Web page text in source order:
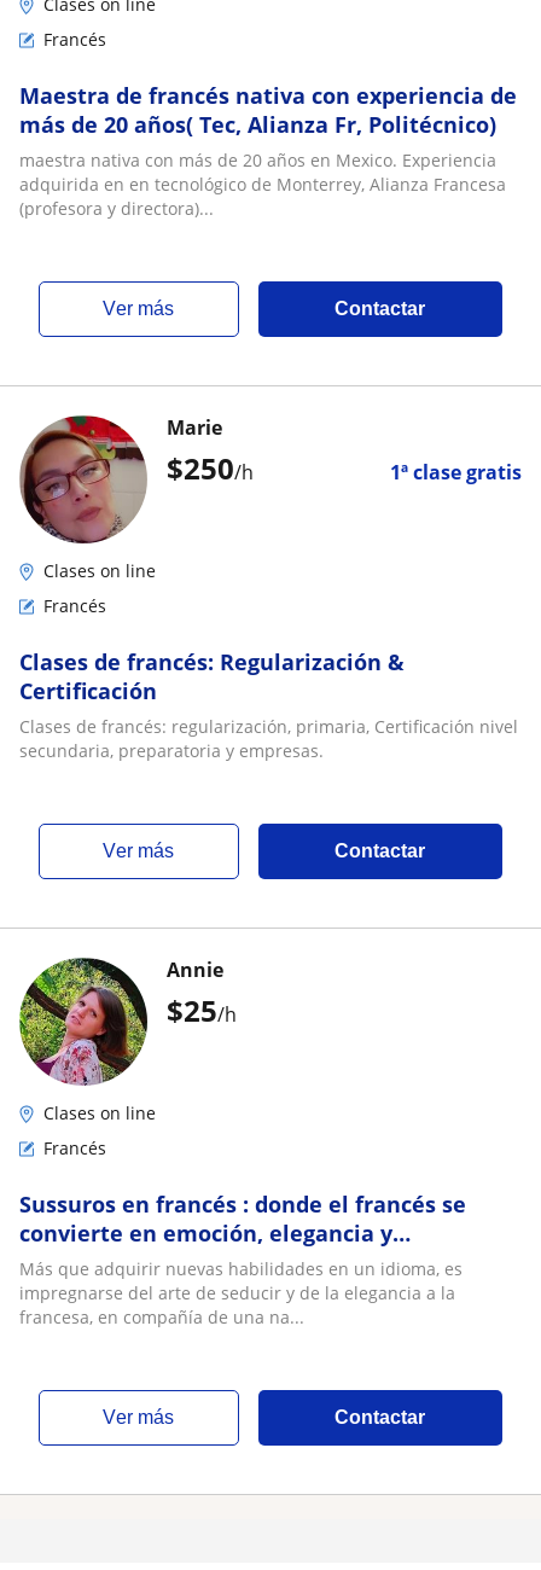
Francés
Maestra de francés nativa con experiencia de
más de 20 años( Tec, Alianza Fr, Politécnico)
maestra nativa con más de 20 años en Mexico. Experiencia
adquirida en en tecnológico de Monterrey, Alianza Francesa
(profesora y directora)...
ver más Contactar
$250/h 1ª clase gratis
Marie
Clases on line
Francés
Clases de francés: Regularización &
Certificación
Clases de francés: regularización, primaria, Certificación nivel
secundaria, preparatoria y empresas.
ver más Contactar
$25/h
Annie
Clases on line
Francés
Sussuros en francés : donde el francés se
convierte en emoción, elegancia y
sensualidad
Más que adquirir nuevas habilidades en un idioma, es
impregnarse del arte de seducir y de la elegancia a la
francesa, en compañía de una na...
ver más Contactar